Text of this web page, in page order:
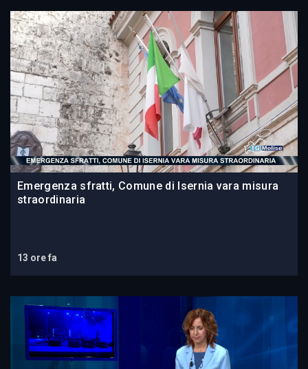
Emergenza sfratti, Comune di Isernia vara misura
straordinaria
13 ore fa